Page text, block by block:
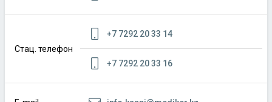
Стац. телефон
+7 7292 20 33 14
+7 7292 20 33 16